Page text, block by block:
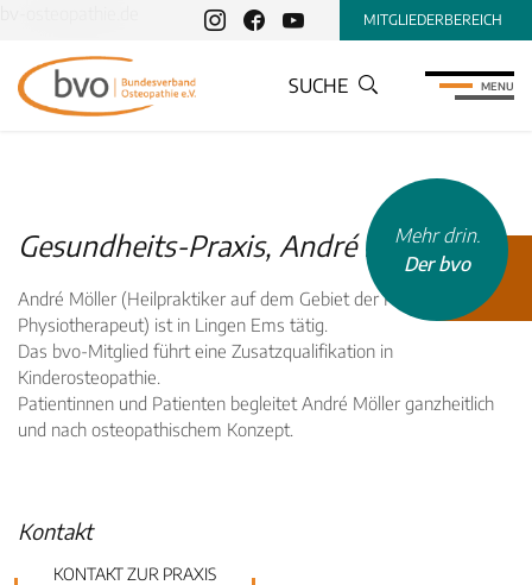
MITGLIEDERBEREICH
SUCHE MENU
Gesundheits-Praxis, André Möller
André Möller (Heilpraktiker auf dem Gebiet der Physiotherapie,
Physiotherapeut) ist in Lingen Ems tätig.
Das bvo-Mitglied führt eine Zusatzqualifikation in
Kinderosteopathie.
Patientinnen und Patienten begleitet André Möller ganzheitlich
und nach osteopathischem Konzept.
Kontakt
KONTAKT ZUR PRAXIS
Mehr drin.
Der bvo
INHALTSTYP
Krankenkassen
Neuigkeiten